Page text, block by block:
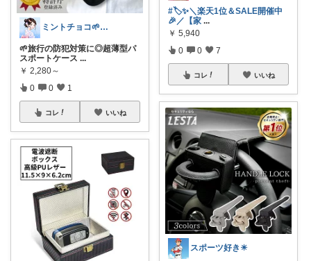
ミントチョコ🌱いつもありがとう
🌱旅行の防犯対策に◎超薄型パ
スポートケース ...
￥ 2,280～
0 0 1
コレ いいね
#🏷️✨＼楽天1位＆SALE開催中
🎉／【家 ...
￥ 5,940
0 0 7
コレ いいね
スポーツ好き☀